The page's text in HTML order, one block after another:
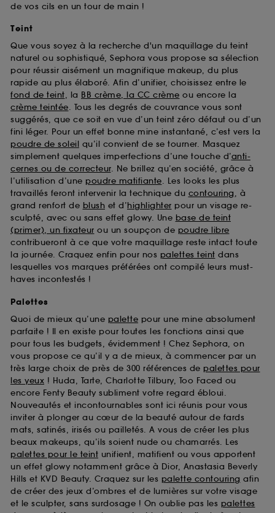
de vos cils en un tour de main !
Teint
Que vous soyez à la recherche d'un maquillage du teint
naturel ou sophistiqué, Sephora vous propose sa sélection
pour réussir aisément un magnifique makeup, du plus
rapide au plus élaboré. Afin d’unifier, choisissez entre le
fond de teint, la BB crème, la CC crème ou encore la
crème teintée. Tous les degrés de couvrance vous sont
suggérés, que ce soit en vue d’un teint zéro défaut ou d’un
fini léger. Pour un effet bonne mine instantané, c’est vers la
poudre de soleil qu’il convient de se tourner. Masquez
simplement quelques imperfections d’une touche d’anti-
cernes ou de correcteur. Ne brillez qu’en société, grâce à
l’utilisation d’une poudre matifiante. Les looks les plus
travaillés feront intervenir la technique du contouring, à
grand renfort de blush et d’highlighter pour un visage re-
sculpté, avec ou sans effet glowy. Une base de teint
(primer), un fixateur ou un soupçon de poudre libre
contribueront à ce que votre maquillage reste intact toute
la journée. Craquez enfin pour nos palettes teint dans
lesquelles vos marques préférées ont compilé leurs must-
haves incontestés !
Palettes
Quoi de mieux qu’une palette pour une mine absolument
parfaite ! Il en existe pour toutes les fonctions ainsi que
pour tous les budgets, évidemment ! Chez Sephora, on
vous propose ce qu’il y a de mieux, à commencer par un
très large choix de près de 300 références de palettes pour
les yeux ! Huda, Tarte, Charlotte Tilbury, Too Faced ou
encore Fenty Beauty subliment votre regard ébloui.
Nouveautés et incontournables sont ici réunis pour vous
inviter à plonger au cœur de la beauté autour de fards
mats, satinés, irisés ou pailletés. A vous de créer les plus
beaux makeups, qu’ils soient nude ou chamarrés. Les
palettes pour le teint unifient, matifient ou vous apportent
un effet glowy notamment grâce à Dior, Anastasia Beverly
Hills et KVD Beauty. Craquez sur les palette contouring afin
de créer des jeux d’ombres et de lumières sur votre visage
et le sculpter, sans surdosage ! On oublie pas les palettes